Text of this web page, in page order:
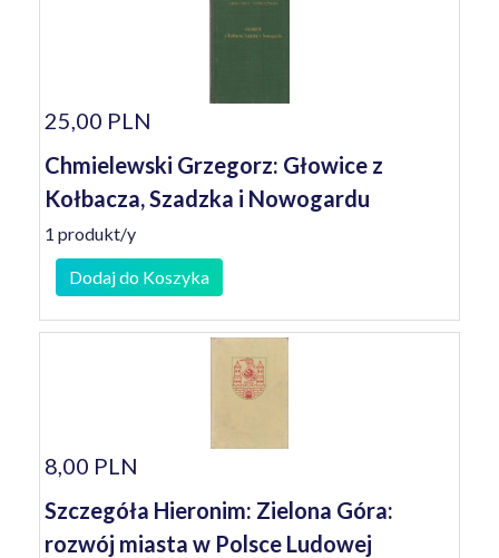
25,00 PLN
Chmielewski Grzegorz: Głowice z
Kołbacza, Szadzka i Nowogardu
1 produkt/y
Dodaj do Koszyka
8,00 PLN
Szczegóła Hieronim: Zielona Góra:
rozwój miasta w Polsce Ludowej